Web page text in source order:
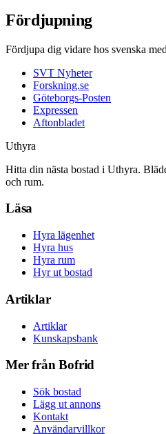
Fördjupning
Fördjupa dig vidare hos svenska
SVT Nyheter
Forskning.se
Göteborgs-Posten
Expressen
Aftonbladet
Uthyra
Hitta din nästa bostad i Uthyra.
och rum.
Läsa
Hyra lägenhet
Hyra hus
Hyra rum
Hyr ut bostad
Artiklar
Artiklar
Kunskapsbank
Mer från Bofrid
Sök bostad
Lägg ut annons
Kontakt
Användarvillkor